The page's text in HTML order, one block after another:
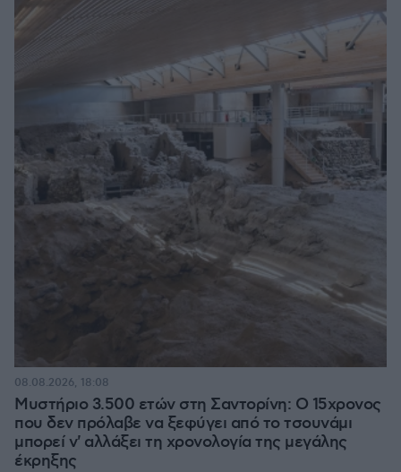
Μυστήριο 3.500 ετών στη Σαντορίνη: Ο 15χρονος
που δεν πρόλαβε να ξεφύγει από το τσουνάμι
μπορεί ν' αλλάξει τη χρονολογία της μεγάλης
έκρηξης
08.08.2026, 18:08